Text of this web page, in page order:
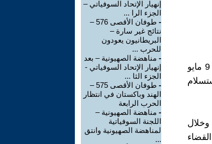
في تمام الساعة 22:43 بتوقيت وسط أوروبا (أي في الساعة 00:43 من يوم 9 مايو
وخلال
إنهيار الإتحاد السوفياتي –
الجزء الرا ...
-
طوفان الأقصى 576 –
نتائج غير سارة –
البريطانيون يعودون
للحرب ...
- مناهضة الصهيونية – بعد
إنهيار الإتحاد السوفياتي -
الجزء الثا ...
-
طوفان الأقصى 575 –
الهند وباكستان في انتظار
الحرب الرابعة
- مناهضة الصهيونية –
اللجنة السوفياتية
لمناهضة الصهيونية وانتق
...